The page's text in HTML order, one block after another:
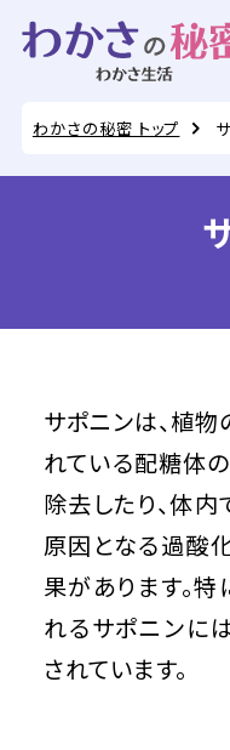
わかさの秘密 トップ
サポニンは、植物
れている配糖体
除去したり、体
原因となる過酸
果があります。
れるサポニンに
されています。